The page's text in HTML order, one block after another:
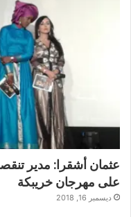
عثمان أشقرا: مدير
على مهرجان خريبكة
ديسمبر 16, 2018